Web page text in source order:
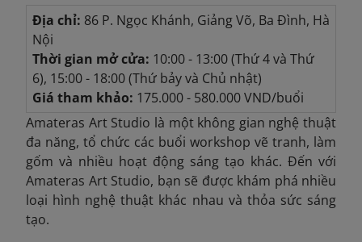
Địa chỉ: 86 P. Ngọc Khánh, Giảng Võ, Ba Đình, Hà
Nội
Thời gian mở cửa: 10:00 - 13:00 (Thứ 4 và Thứ
6), 15:00 - 18:00 (Thứ bảy và Chủ nhật)
Giá tham khảo: 175.000 - 580.000 VND/buổi
Amateras Art Studio là một không gian nghệ thuật
đa năng, tổ chức các buổi workshop vẽ tranh, làm
gốm và nhiều hoạt động sáng tạo khác. Đến với
Amateras Art Studio, bạn sẽ được khám phá nhiều
loại hình nghệ thuật khác nhau và thỏa sức sáng
tạo.